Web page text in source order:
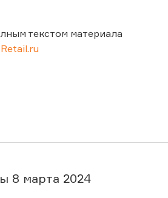
текстом материала
Retail.ru
8 марта 2024